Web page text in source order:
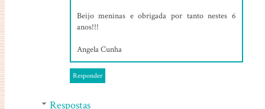
Beijo meninas e obrigada por tanto nestes 6
anos!!!
Angela Cunha
Responder
Respostas